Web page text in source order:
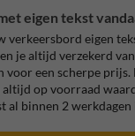
eigen tekst
verkeersbord eigen
je altijd verzekerd
een scherpe prijs.
altijd op voorraad
al binnen 2